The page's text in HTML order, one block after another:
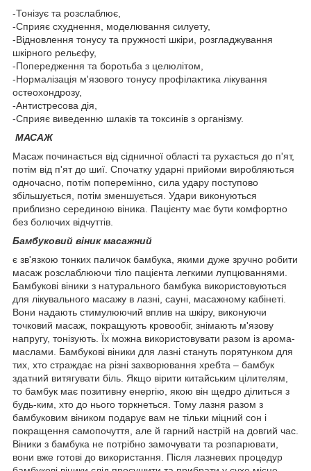
-Тонізує та розслаблює,
-Сприяє схуднення, моделювання силуету,
-Відновлення тонусу та пружності шкіри, розгладжування
шкірного рельєфу,
-Попередження та боротьба з целюлітом,
-Нормалізація м'язового тонусу профілактика лікування
остеохондрозу,
-Антистресова дія,
-Сприяє виведенню шлаків та токсинів з організму.
МАСАЖ
Масаж починається від сідничної області та рухається до п'ят,
потім від п'ят до шиї. Спочатку ударні прийоми виробляються
одночасно, потім поперемінно, сила удару поступово
збільшується, потім зменшується. Удари виконуються
приблизно серединою віника. Пацієнту має бути комфортно
без болючих відчуттів.
Бамбуковий віник масажний
є зв'язкою тонких паличок бамбука, якими дуже зручно робити
масаж розслаблюючи тіло пацієнта легкими лупцюваннями.
Бамбукові віники з натурального бамбука використовуються
для лікувального масажу в лазні, сауні, масажному кабінеті.
Вони надають стимулюючий вплив на шкіру, виконуючи
точковий масаж, покращують кровообіг, знімають м'язову
напругу, тонізують. Їх можна використовувати разом із арома-
маслами. Бамбукові віники для лазні стануть порятунком для
тих, хто страждає на різні захворювання хребта – бамбук
здатний витягувати біль. Якщо вірити китайським цілителям,
то бамбук має позитивну енергію, якою він щедро ділиться з
будь-ким, хто до нього торкнеться. Тому лазня разом з
бамбуковим віником подарує вам не тільки міцний сон і
покращення самопочуття, але й гарний настрій на довгий час.
Віники з бамбука не потрібно замочувати та розпарювати,
вони вже готові до використання. Після лазневих процедур